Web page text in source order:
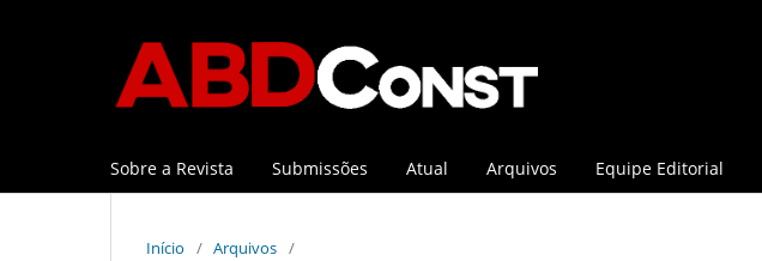
Sobre a Revista Submissões Atual Arquivos Equipe Editorial
Início / Arquivos /